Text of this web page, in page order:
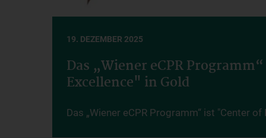
19. DEZEMBER 2025
Das „Wiener eCPR
Excellence" in Gold
Das „Wiener eCPR Programm“ ist "Center